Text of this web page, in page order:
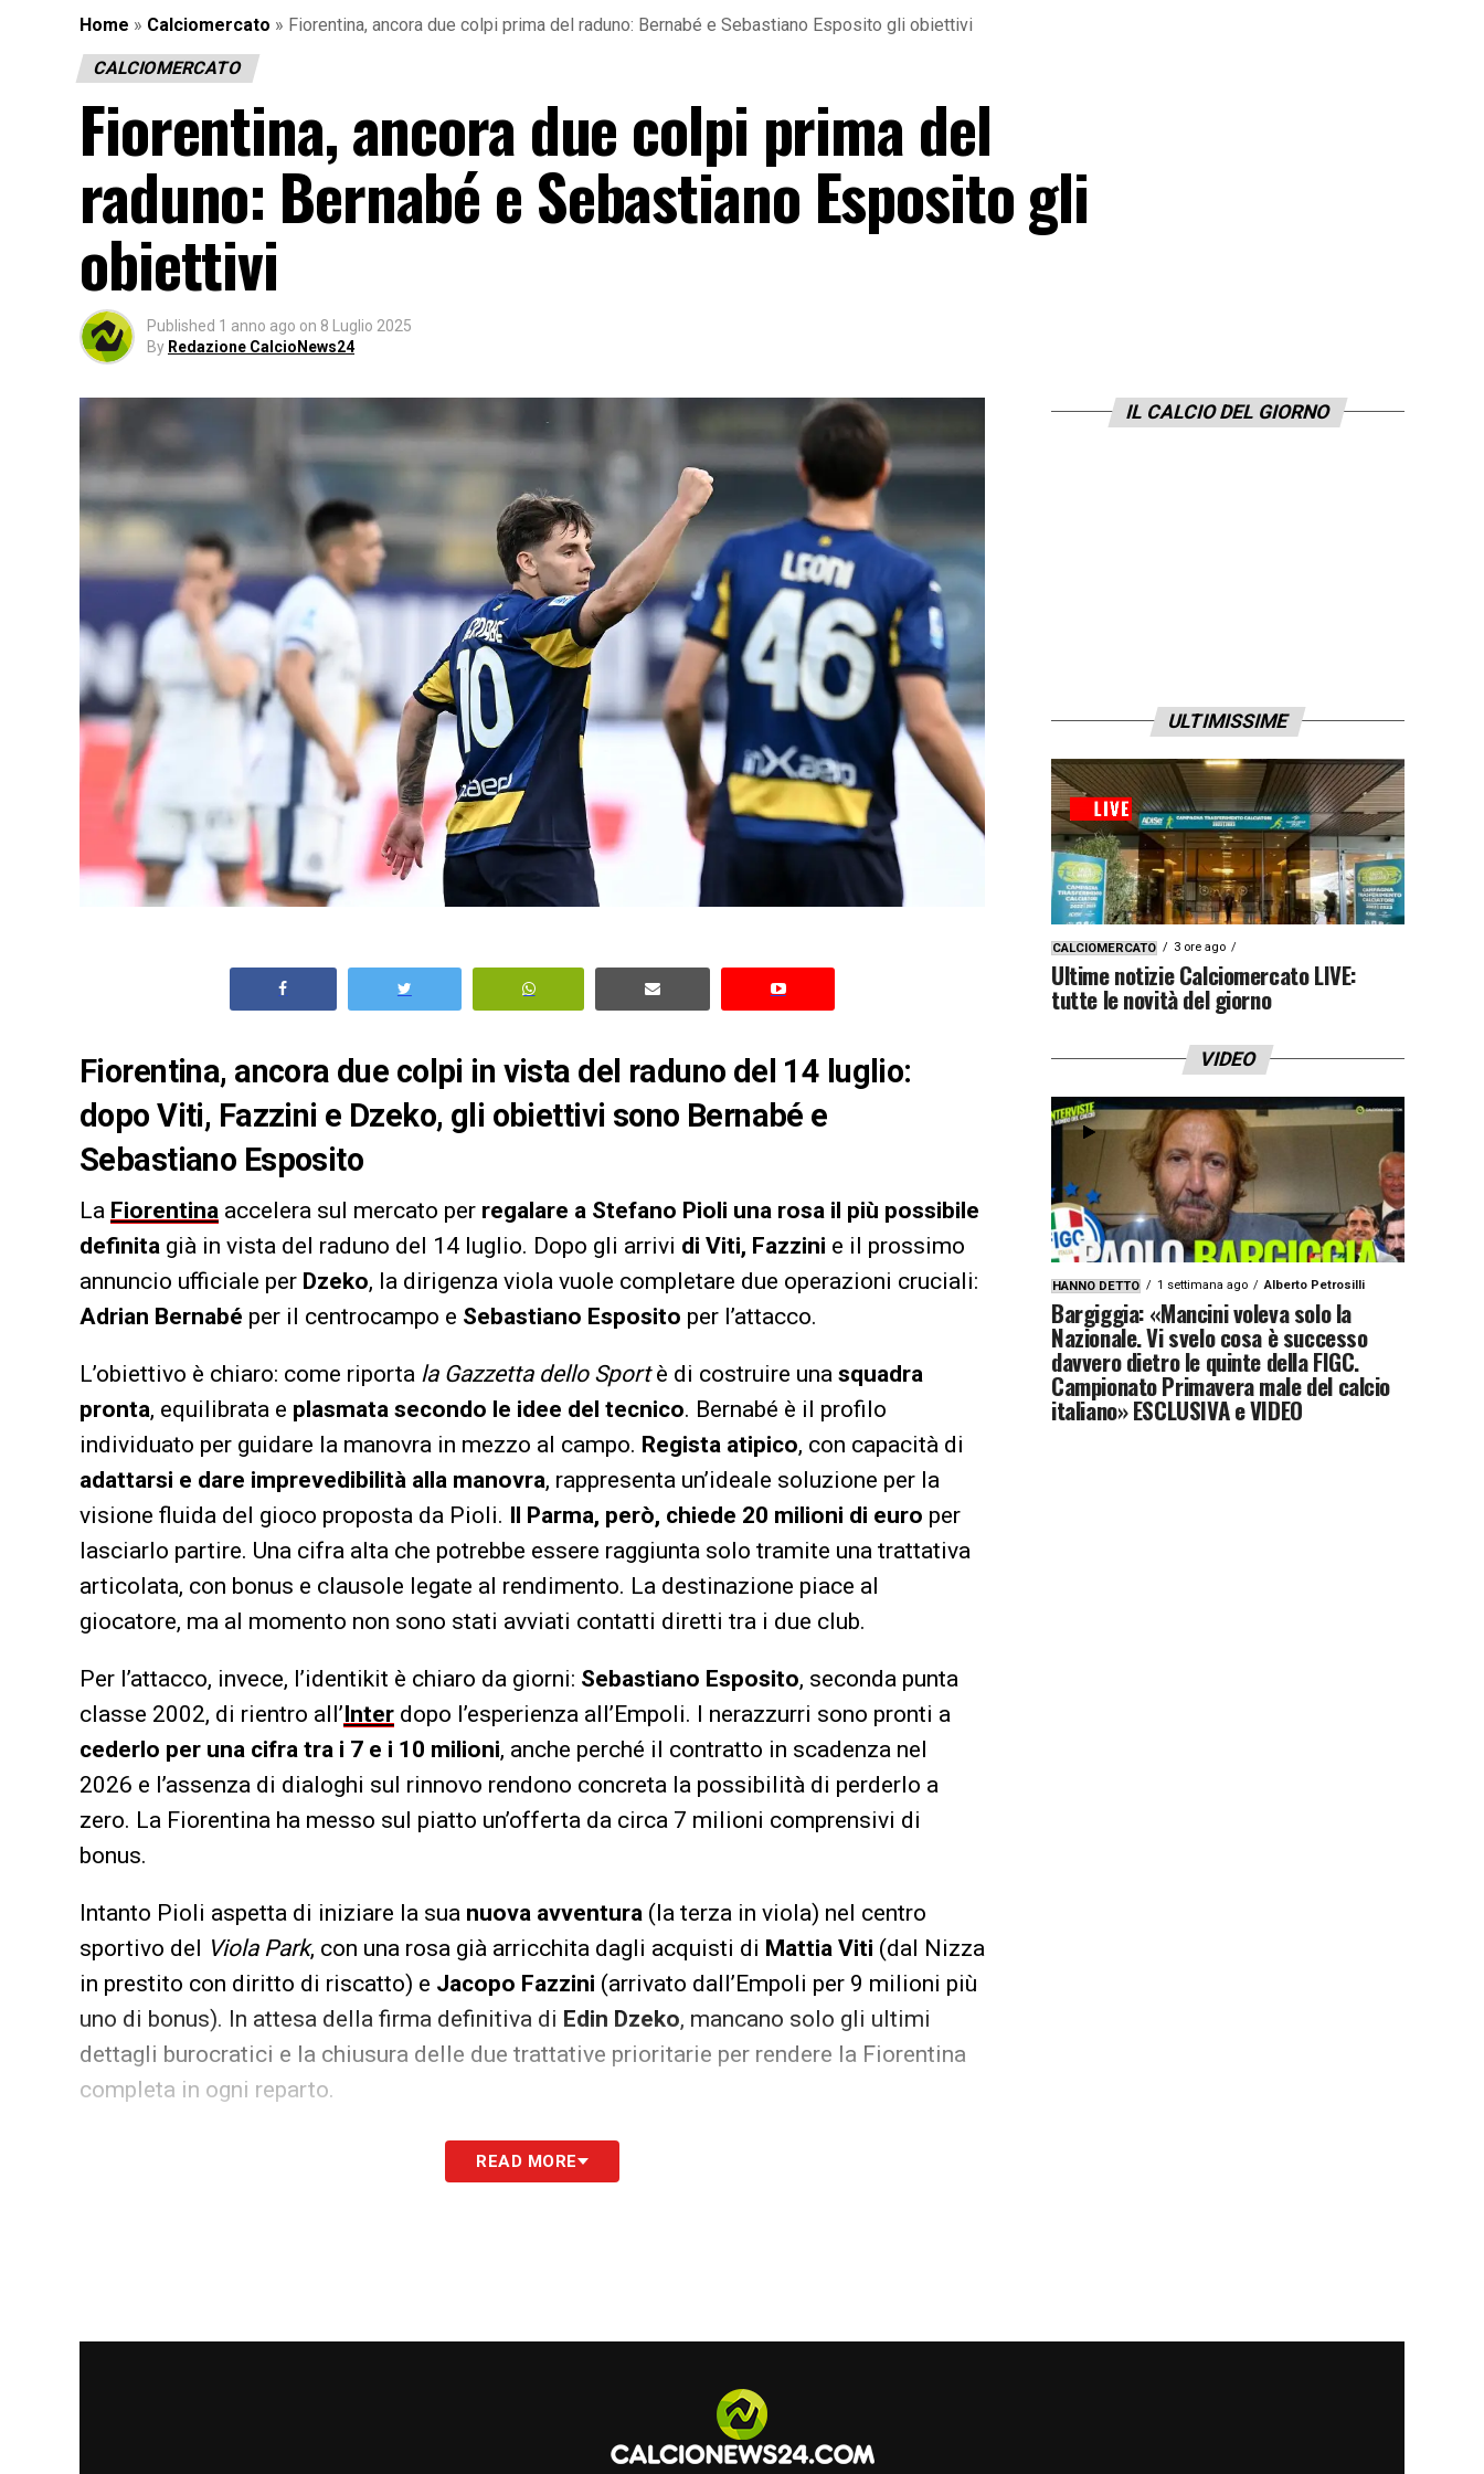
Home » Calciomercato » Fiorentina, ancora due colpi prima del raduno: Bernabé e Sebastiano Esposito gli obiettivi
CALCIOMERCATO
Fiorentina, ancora due colpi prima del
raduno: Bernabé e Sebastiano Esposito gli
obiettivi
Published 1 anno ago on 8 Luglio 2025
By Redazione CalcioNews24
Fiorentina, ancora due colpi in vista del raduno del 14 luglio:
dopo Viti, Fazzini e Dzeko, gli obiettivi sono Bernabé e
Sebastiano Esposito
La Fiorentina accelera sul mercato per regalare a Stefano Pioli una rosa il più possibile
definita già in vista del raduno del 14 luglio. Dopo gli arrivi di Viti, Fazzini e il prossimo
annuncio ufficiale per Dzeko, la dirigenza viola vuole completare due operazioni cruciali:
Adrian Bernabé per il centrocampo e Sebastiano Esposito per l’attacco.
L’obiettivo è chiaro: come riporta la Gazzetta dello Sportè di costruire una squadra
pronta, equilibrata e plasmata secondo le idee del tecnico. Bernabé è il profilo
individuato per guidare la manovra in mezzo al campo. Regista atipico, con capacità di
adattarsi e dare imprevedibilità alla manovra, rappresenta un’ideale soluzione per la
visione fluida del gioco proposta da Pioli. Il Parma, però, chiede 20 milioni di euro per
lasciarlo partire. Una cifra alta che potrebbe essere raggiunta solo tramite una trattativa
articolata, con bonus e clausole legate al rendimento. La destinazione piace al
giocatore, ma al momento non sono stati avviati contatti diretti tra i due club.
Per l’attacco, invece, l’identikit è chiaro da giorni: Sebastiano Esposito, seconda punta
classe 2002, di rientro all’Inter dopo l’esperienza all’Empoli. I nerazzurri sono pronti a
cederlo per una cifra tra i 7 e i 10 milioni, anche perché il contratto in scadenza nel
2026 e l’assenza di dialoghi sul rinnovo rendono concreta la possibilità di perderlo a
zero. La Fiorentina ha messo sul piatto un’offerta da circa 7 milioni comprensivi di
bonus.
Intanto Pioli aspetta di iniziare la sua nuova avventura (la terza in viola) nel centro
sportivo del Viola Park, con una rosa già arricchita dagli acquisti di Mattia Viti (dal Nizza
in prestito con diritto di riscatto) e Jacopo Fazzini (arrivato dall’Empoli per 9 milioni più
uno di bonus). In attesa della firma definitiva di Edin Dzeko, mancano solo gli ultimi
dettagli burocratici e la chiusura delle due trattative prioritarie per rendere la Fiorentina
completa in ogni reparto.
LA PLAYLIST DELLE NOSTRE TOP NEWSREAD MORE
IL CALCIO DEL GIORNO
ULTIMISSIME
CALCIOMERCATO 3 ore ago
Ultime notizie Calciomercato LIVE:
tutte le novità del giorno
VIDEO
HANNO DETTO 1 settimana ago Alberto Petrosilli
Bargiggia: «Mancini voleva solo la
Nazionale. Vi svelo cosa è successo
davvero dietro le quinte della FIGC.
Campionato Primavera male del calcio
italiano» ESCLUSIVA e VIDEO